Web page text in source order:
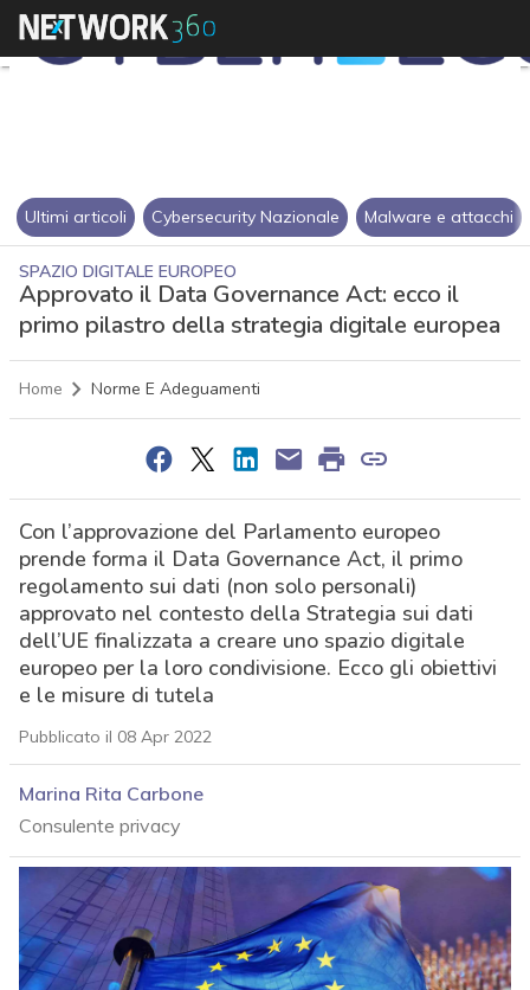
Ultimi articoli Cybersecurity Nazionale Malware e attacchi
SPAZIO DIGITALE EUROPEO
Approvato il Data Governance Act: ecco il
primo pilastro della strategia digitale europea
Home Norme E Adeguamenti
Con l’approvazione del Parlamento europeo
prende forma il Data Governance Act, il primo
regolamento sui dati (non solo personali)
approvato nel contesto della Strategia sui dati
dell’UE finalizzata a creare uno spazio digitale
europeo per la loro condivisione. Ecco gli obiettivi
e le misure di tutela
Pubblicato il 08 Apr 2022
Marina Rita Carbone
Consulente privacy